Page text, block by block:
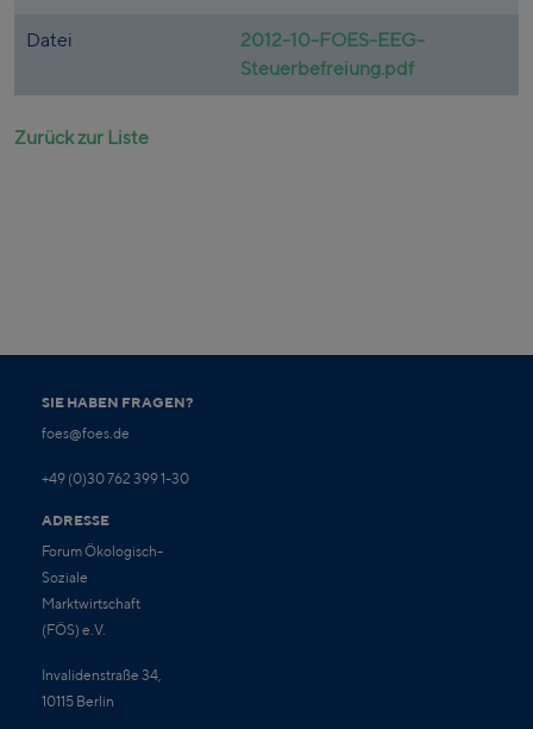
Datei
2012-10-FOES-EEG-
Steuerbefreiung.pdf
Zurück zur Liste
SIE HABEN FRAGEN?
foes@foes.de
+49 (0)30 762 399 1-30
ADRESSE
Forum Ökologisch-
Soziale
Marktwirtschaft
(FÖS) e.V.
Invalidenstraße 34,
10115 Berlin